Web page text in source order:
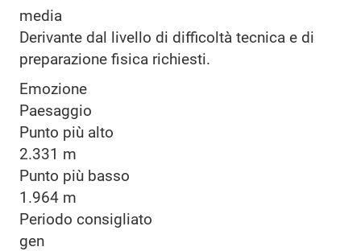
media
Derivante dal livello di difficoltà tecnica e di
preparazione fisica richiesti.
Emozione
Paesaggio
Punto più alto
2.331 m
Punto più basso
1.964 m
Periodo consigliato
gen